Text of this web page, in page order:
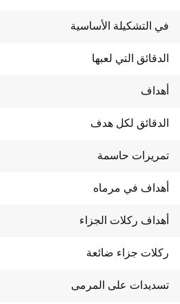
في التشكيلة الأساسية
الدقائق التي لعبها
أهداف
الدقائق لكل هدف
تمريرات حاسمة
أهداف في مرماه
أهداف ركلات الجزاء
ركلات جزاء ضائعة
تسديدات على المرمى